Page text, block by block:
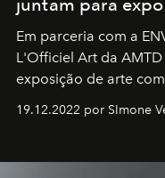
Em parceria com a
L'Officiel Art da AMTD
exposição de arte
19.12.2022 por SImone